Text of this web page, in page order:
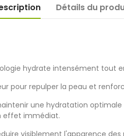
Détails du
hydrate intensément tout
pour repulper la peau et
une hydratation
effet immédiat.
visiblement l'apparence